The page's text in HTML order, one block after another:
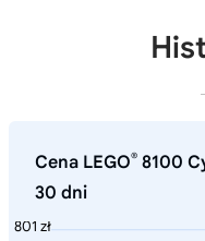
Cena LEGO® 8100
30 dni
801 zł